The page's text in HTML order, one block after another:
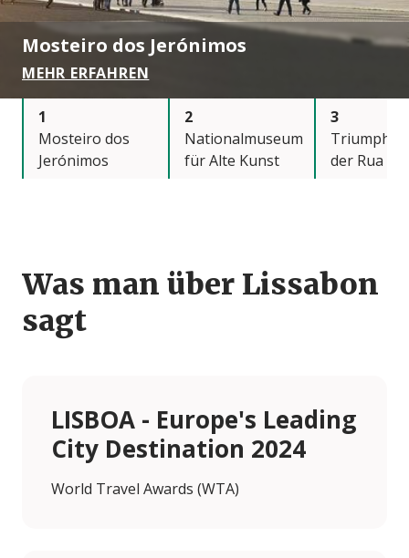
Mosteiro dos Jerónimos
MEHR ERFAHREN
1
Mosteiro dos
Jerónimos
2
Nationalmuseum
für Alte Kunst
3
der Rua
Was man über Lissabon
sagt
LISBOA - Europe's Leading
City Destination 2024
World Travel Awards (WTA)